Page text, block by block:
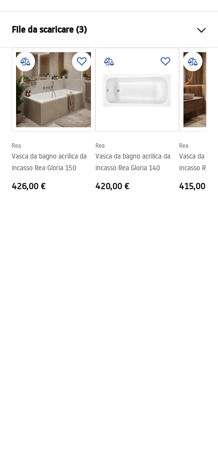
Colore
Materiale
Acrilico
Lunghezza
1200
Larghezza
700 mm
Altezza
Lato di installazione
Piletta e sifone inclusi
Garanzia
File da scaricare (3)
Informazioni sulla sicurezza
WARUNKI_BEZPIECZENSTWA_WANNY.pdf
Condizioni di garanzia
Warranty_Terms_and_Conditions_Bathtubs.pdf
Istruzioni di montaggio
Orion_160_170.pdf
Rea
Vasca da bagno acrilica da
incasso Rea Gloria 150
426,00 €
Rea
Vasca da bagno acrilica da
incasso Rea Gloria 140
420,00 €
Rea
Vasca da
incasso Rea
415,00 €